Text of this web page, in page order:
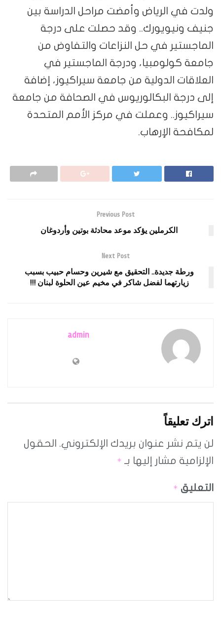
ولدت في الرياض وأمضت مراحل الدراسة بين
جنيف ونيويورك.. وقد حصلت على درجة
الماجستير في حل النزاعات والتفاوض من
جامعة كولومبيا، ودرجة الماجستير في
العلاقات الدولية من جامعة سيراكيوز، إضافة
إلى درجة البكالوريوس في الصحافة من جامعة
سيراكيوز.. وعملت في مركز الأمم المتحدة
لمكافحة الإرهاب.
Previous Post
الكرملين يؤكد موعد محادثة بوتين وأردوغان
Next Post
ورطة جديدة.. التحقيق مع شيرين وحسام حبيب بسبب
زيارتهما لفضل شاكر في مخيم عين الحلوة لبنان !!!
admin
اترك تعليقاً
لن يتم نشر عنوان بريدك الإلكتروني. الحقول
الإلزامية مشار إليها بـ *
التعليق *